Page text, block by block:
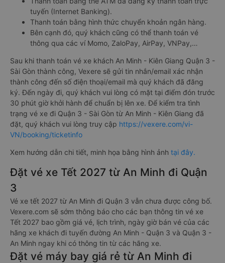
siêu thị gần nhà.
Thanh toán bằng thẻ thanh toán quốc tế (Visa, Master
Card, JCB).
Thanh toán bằng thẻ ATM đã đăng ký thanh toán trực
tuyến (Internet Banking).
Thanh toán bằng hình thức chuyển khoản ngân hàng.
Bên cạnh đó, quý khách cũng có thể thanh toán vé
thông qua các ví Momo, ZaloPay, AirPay, VNPay,…
Sau khi thanh toán vé xe khách An Minh - Kiên Giang Quận 3 -
Sài Gòn thành công, Vexere sẽ gửi tin nhắn/email xác nhận
thành công đến số điện thoại/email mà quý khách đã đăng
ký. Đến ngày đi, quý khách vui lòng có mặt tại điểm đón trước
30 phút giờ khởi hành để chuẩn bị lên xe. Để kiểm tra tình
trạng vé xe đi Quận 3 - Sài Gòn từ An Minh - Kiên Giang đã
VN/booking/ticketinfo
Xem hướng dẫn chi tiết, minh họa bằng hình ảnh
Đặt vé xe Tết 2027 từ An Minh đi Quận
3
Vé xe tết 2027 từ An Minh đi Quận 3 vẫn chưa được công bố.
Vexere.com sẽ sớm thông báo cho các bạn thông tin vé xe
Tết 2027 bao gồm giá vé, lịch trình, ngày giờ bán vé của các